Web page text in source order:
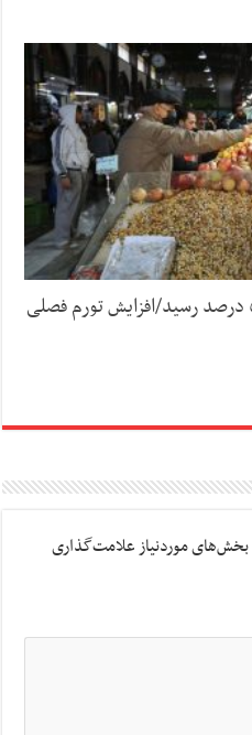
تورم نقطه‌به‌نقطه خدمات به ۵۸ درصد رسید/افزایش تورم فصلی
بخش‌های موردنیاز علامت‌گذاری